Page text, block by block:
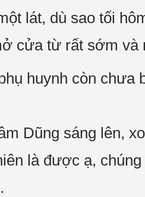
lát, dù sao tối
cửa từ rất sớm và
huynh còn chưa
Dũng sáng lên,
là được ạ, chúng